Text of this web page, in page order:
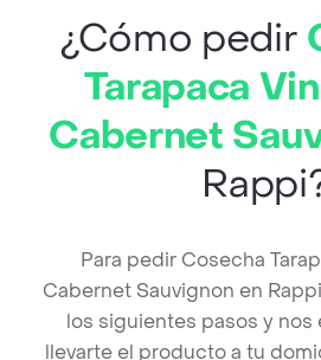
¿Cómo pedir
Tarapaca
Cabernet
Para pedir Cosecha
Cabernet Sauvignon en
los siguientes pasos y nos
llevarte el producto a tu